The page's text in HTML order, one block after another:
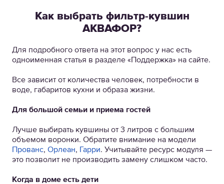
Как выбрать фильтр-кувшин
АКВАФОР?
Для подробного ответа на этот вопрос у нас есть
одноименная статья в разделе «Поддержка» на сайте.
Все зависит от количества человек, потребности в
воде, габаритов кухни и образа жизни.
Для большой семьи и приема гостей
Лучше выбирать кувшины от 3 литров с большим
объемом воронки. Обратите внимание на модели
Прованс, Орлеан, Гарри. Учитывайте ресурс модуля —
это позволит не производить замену слишком часто.
Когда в доме есть дети